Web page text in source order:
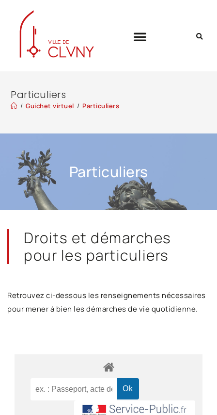
Particuliers
/ Guichet virtuel / Particuliers
Particuliers
Droits et démarches
pour les particuliers
Retrouvez ci-dessous les renseignements nécessaires
pour mener à bien les démarches de vie quotidienne.